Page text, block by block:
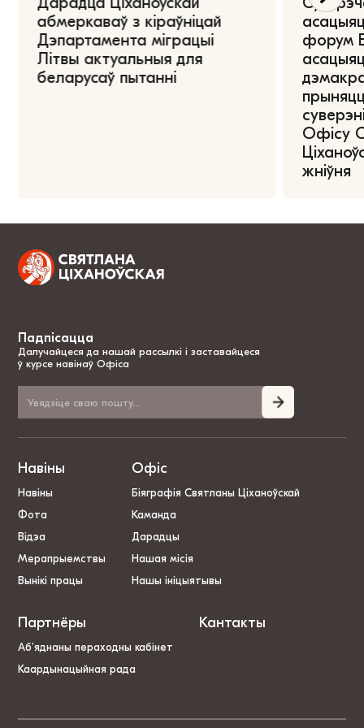
абмеркаваў з кіраўніцай
Дэпартамента міграцыі
Літвы актуальныя для
беларусаў пытанні
форум
Офісу
жніўня
Падпісацца
Далучайцеся да нашай рассылкі і заставайцеся
ў курсе навінаў Офіса
Навіны
Навіны
Фота
Відэа
Мерапрыемствы
Вынікі працы
Офіс
Біяграфія Святланы Ціханоўскай
Каманда
Дарадцы
Нашая місія
Нашы ініцыятывы
Партнёры
Аб’яднаны пераходны кабінет
Каардынацыйная рада
Кантакты